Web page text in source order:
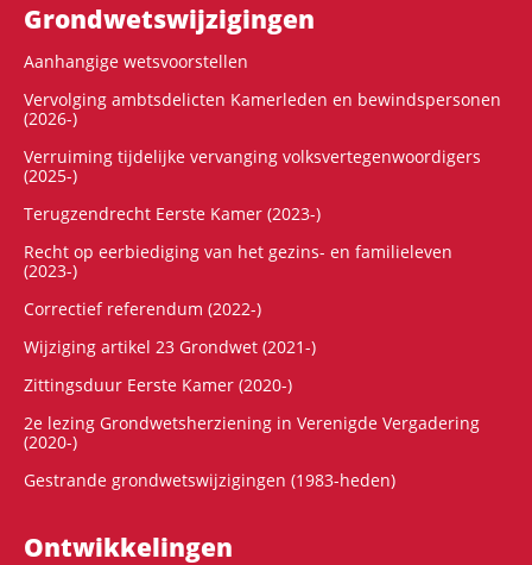
Grondwets­wijzigingen
Aanhangige wetsvoorstellen
Vervolging ambtsdelicten Kamerleden en bewindspersonen
(2026-)
Verruiming tijdelijke vervanging volksvertegenwoordigers
(2025-)
Terugzendrecht Eerste Kamer (2023-)
Recht op eerbiediging van het gezins- en familieleven
(2023-)
Correctief referendum (2022-)
Wijziging artikel 23 Grondwet (2021-)
Zittingsduur Eerste Kamer (2020-)
2e lezing Grondwetsherziening in Verenigde Vergadering
(2020-)
Gestrande grondwetswijzigingen (1983-heden)
Ontwikke­lingen